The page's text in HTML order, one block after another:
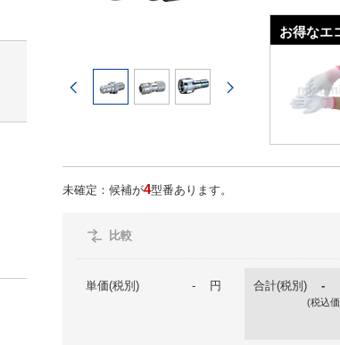
前のページ
お得なエ
未確定：候補が4型番あります。
比較
単価(税別) - 円 合計(税別) -
(税込価